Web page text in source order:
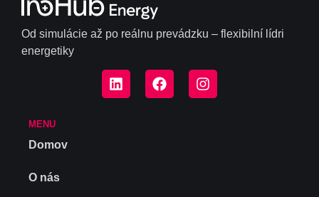
Od simulácie až po reálnu prevádzku – flexibilní lídri
energetiky
MENU
Domov
O nás